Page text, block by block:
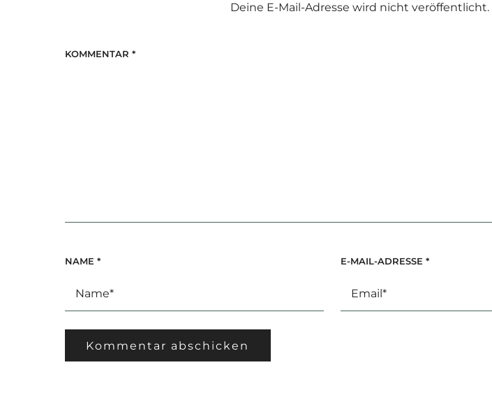
Deine E-Mail-Adresse wird nicht veröffentlicht.
KOMMENTAR *
NAME * E-MAIL-ADRESSE *